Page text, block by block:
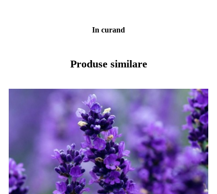
In curand
Produse similare